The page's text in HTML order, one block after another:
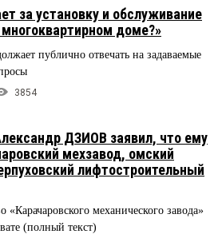
за установку и обслуживание
доме?»
публично отвечать на задаваемые
3854
ДЗИОВ заявил, что ему
мехзавод, омский
лифтостроительный
«Карачаровского механического завода»
(полный текст)